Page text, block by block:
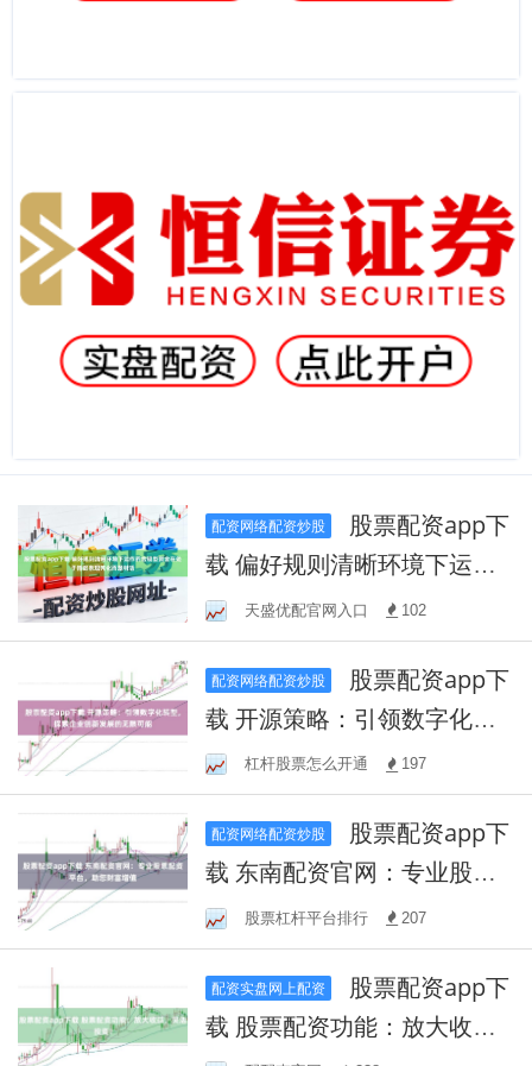
配资网络配资炒股
载 偏好规则清晰环境下运作
的合规型资金在处于指数表
现钝化而题材活
天盛优配官网入口 102
配资网络配资炒股
载 开源策略：引领数字化转
型，探索企业创新发展的无
限可能
杠杆股票怎么开通 197
配资网络配资炒股
载 东南配资官网：专业股票
配资平台，助您财富增值
股票杠杆平台排行 207
配资实盘网上配资
载 股票配资功能：放大收